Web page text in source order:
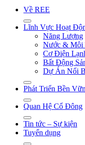
Về REE
Lĩnh Vực Hoạt
Năng Lượng
Nước & Môi
Cơ Điện
Bất Động
Dự Án Nổi
Phát Triển Bền
Quan Hệ Cổ Đông
Tin tức – Sự kiện
Tuyển dụng